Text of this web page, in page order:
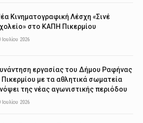
Κινηματογραφική Λέσχη «Σινέ
στο ΚΑΠΗ Πικερμίου
Ιουλίου 2026
εργασίας του Δήμου Ραφήνας
Πικερμίου με τα αθλητικά σωματεία
της νέας αγωνιστικής περιόδου
Ιουλίου 2026